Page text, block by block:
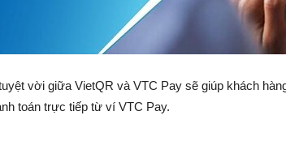
vời giữa VietQR và VTC Pay sẽ giúp khách
toán trực tiếp từ ví VTC Pay.